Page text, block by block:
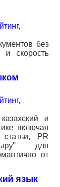
,
без
и скорость
,
и
включая
PR
для
от
язык